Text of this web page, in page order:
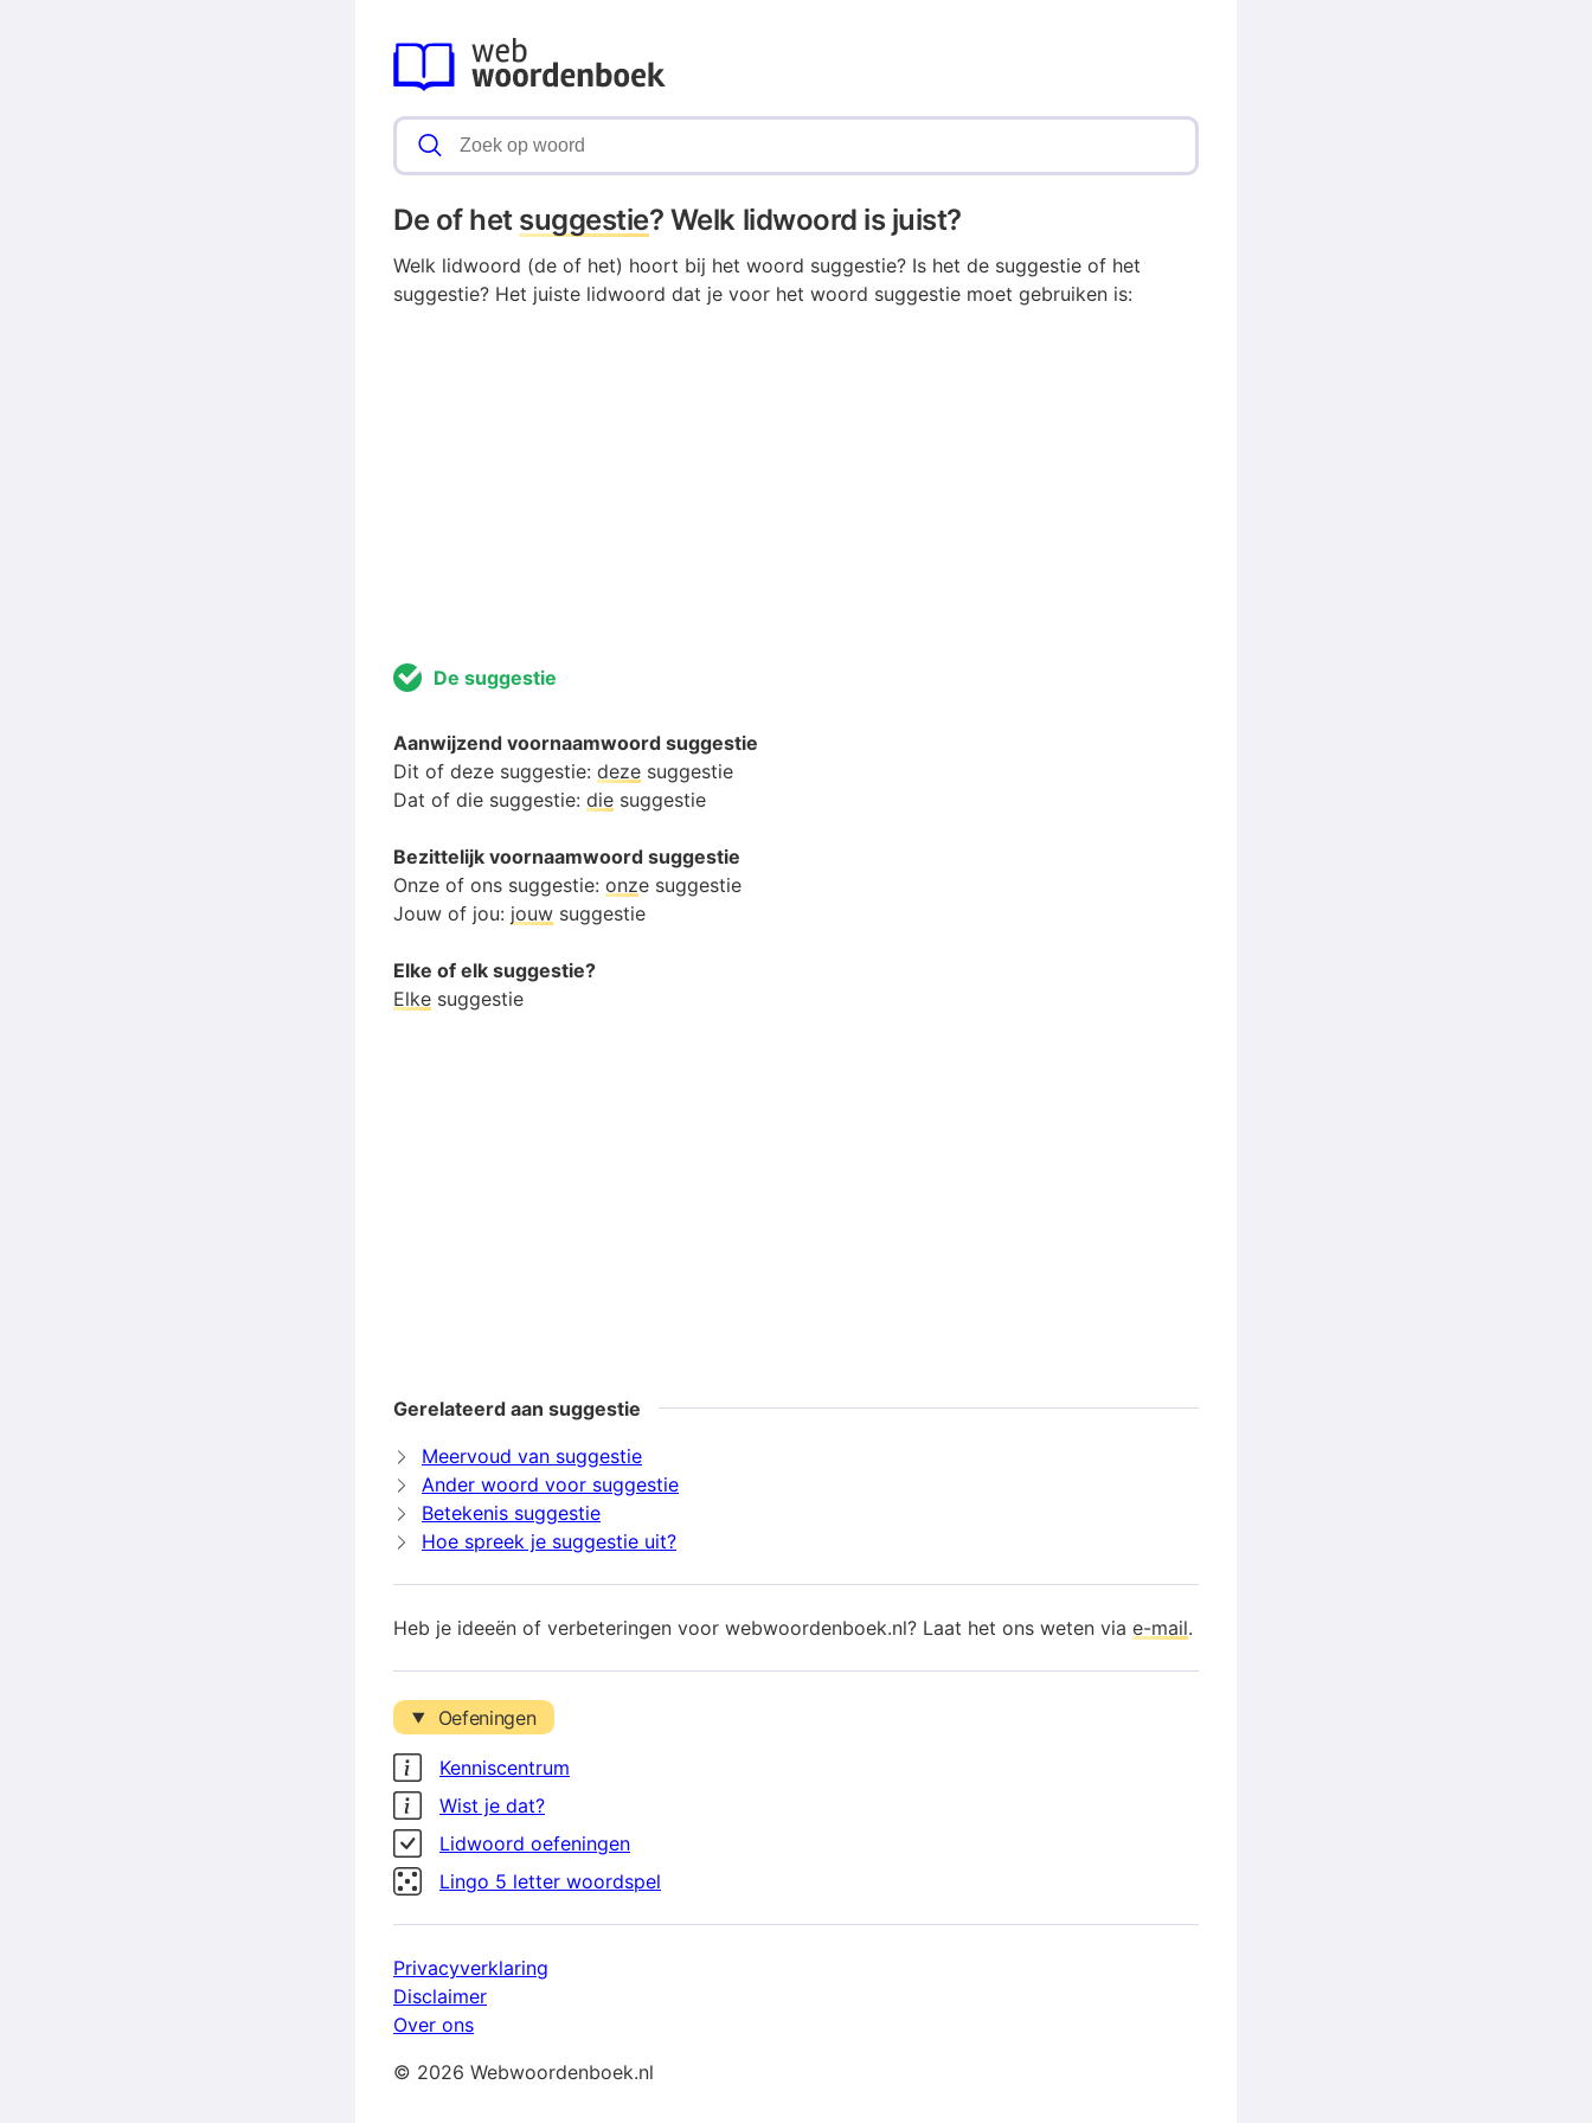
De of het suggestie? Welk lidwoord is juist?
Welk lidwoord (de of het) hoort bij het woord suggestie? Is het de suggestie of het
suggestie? Het juiste lidwoord dat je voor het woord suggestie moet gebruiken is:
De suggestie
Aanwijzend voornaamwoord suggestie
Dit of deze suggestie: deze suggestie
Dat of die suggestie: die suggestie
Bezittelijk voornaamwoord suggestie
Onze of ons suggestie: onze suggestie
Jouw of jou: jouw suggestie
Elke of elk suggestie?
Elke suggestie
Gerelateerd aan suggestie
Meervoud van suggestie
Ander woord voor suggestie
Betekenis suggestie
Hoe spreek je suggestie uit?
Heb je ideeën of verbeteringen voor webwoordenboek.nl? Laat het ons weten via e-mail.
Oefeningen
Kenniscentrum
Wist je dat?
Lidwoord oefeningen
Lingo 5 letter woordspel
Privacyverklaring
Disclaimer
Over ons
© 2026 Webwoordenboek.nl